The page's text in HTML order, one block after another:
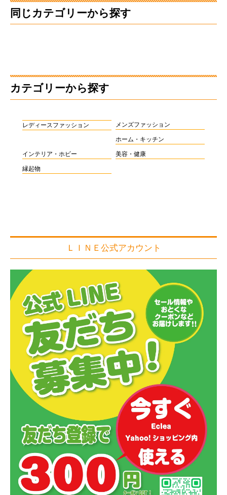
同じカテゴリーから探す
カテゴリーから探す
レディースファッション メンズファッション
ホーム・キッチン
インテリア・ホビー 美容・健康
縁起物
ＬＩＮＥ公式アカウント